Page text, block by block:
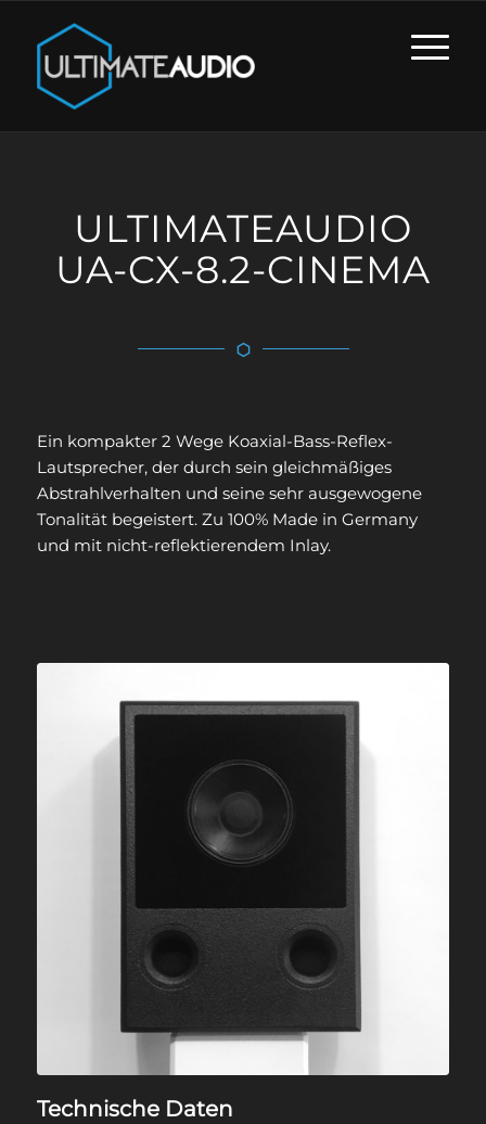
ULTIMATEAUDIO
UA-CX-8.2-CINEMA
Ein kompakter 2 Wege Koaxial-Bass-Reflex-
Lautsprecher, der durch sein gleichmäßiges
Abstrahlverhalten und seine sehr ausgewogene
Tonalität begeistert. Zu 100% Made in Germany
und mit nicht-reflektierendem Inlay.
Technische Daten